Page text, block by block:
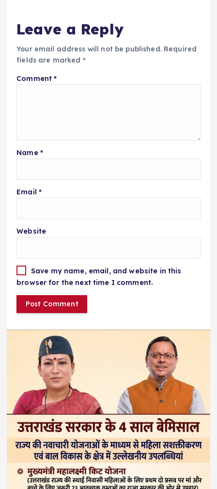
Leave a Reply
Your email address will not be published. Required
fields are marked *
Comment*
Name *
Email *
Website
Save my name, email, and website in this
browser for the next time I comment.